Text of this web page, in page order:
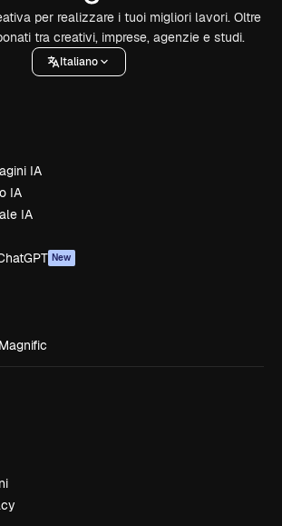
per realizzare i tuoi migliori lavori. Oltre
tra creativi, imprese, agenzie e studi.
Italiano
IA
IA
IA
New